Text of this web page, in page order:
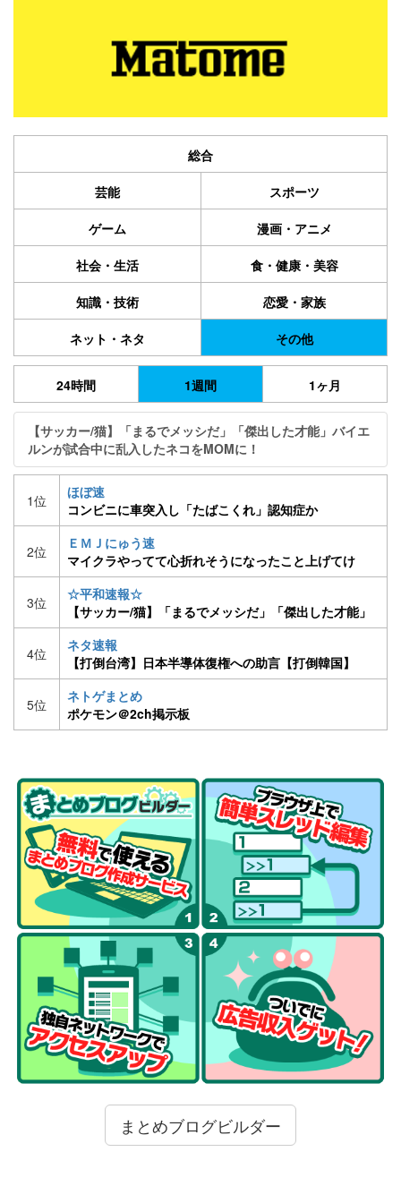
総合
芸能 スポーツ
ゲーム 漫画・アニメ
社会・生活 食・健康・美容
知識・技術 恋愛・家族
ネット・ネタ その他
24時間 1週間 1ヶ月
【サッカー/猫】「まるでメッシだ」「傑出した才能」バイエ
ルンが試合中に乱入したネコをMOMに！
1位
ほぼ速
コンビニに車突入し「たばこくれ」認知症か
2位
ＥＭＪにゅう速
マイクラやってて心折れそうになったこと上げてけ
3位
☆平和速報☆
【サッカー/猫】「まるでメッシだ」「傑出した才能」
バイエルンが試合中に乱入したネコをMOMに！
4位
ネタ速報
【打倒台湾】日本半導体復権への助言【打倒韓国】
5位
ネトゲまとめ
ポケモン＠2ch掲示板
まとめブログビルダー